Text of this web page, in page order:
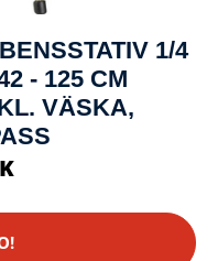
1/4
- 125 CM
VÄSKA,